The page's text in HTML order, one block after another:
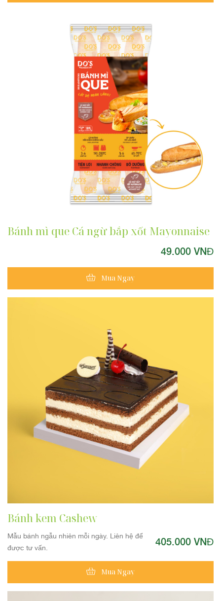
Bánh mì que Cá ngừ bắp xốt Mayonnaise
49.000 VNĐ
Mua Ngay
Bánh kem Cashew
Mẫu bánh ngẫu nhiên mỗi ngày. Liên hệ để
được tư vấn.
405.000 VNĐ
Mua Ngay